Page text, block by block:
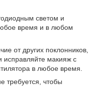
светом и
время и в любом
от других поклонников,
исправляйте макияж с
в любое время.
требуется, чтобы